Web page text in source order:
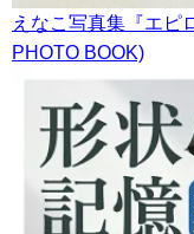
えなこ写真集『エピ
PHOTO BOOK)